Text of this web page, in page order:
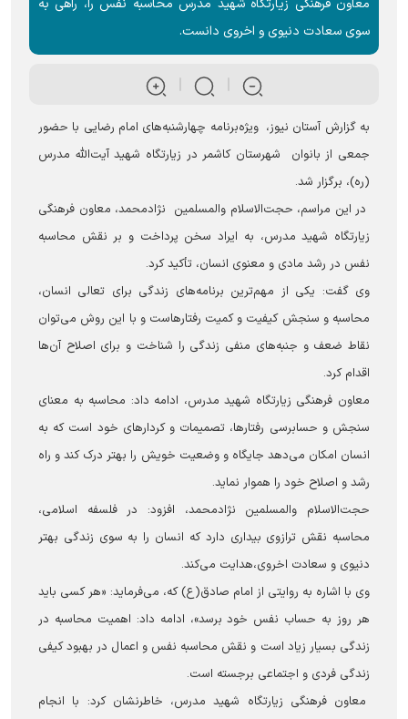
معاون فرهنگی زیارتگاه شهید مدرس محاسبه نفس را، راهی به
سوی سعادت دنیوی و اخروی دانست.
به گزارش آستان نیوز، ویژه‌برنامه چهارشنبه‌های امام رضایی با حضور
جمعی از بانوان شهرستان کاشمر در زیارتگاه شهید آیت‌الله مدرس
(ره)، برگزار شد.
در این مراسم، حجت‌الاسلام والمسلمین نژادمحمد، معاون فرهنگی
زیارتگاه شهید مدرس، به ایراد سخن پرداخت و بر نقش محاسبه
نفس در رشد مادی و معنوی انسان، تأکید کرد.
وی گفت: یکی از مهم‌ترین برنامه‌های زندگی برای تعالی انسان،
محاسبه و سنجش کیفیت و کمیت رفتارهاست و با این روش می‌توان
نقاط ضعف و جنبه‌های منفی زندگی را شناخت و برای اصلاح آن‌ها
اقدام کرد.
معاون فرهنگی زیارتگاه شهید مدرس، ادامه داد: محاسبه به معنای
سنجش و حسابرسی رفتارها، تصمیمات و کردارهای خود است که به
انسان امکان می‌دهد جایگاه و وضعیت خویش را بهتر درک کند و راه
رشد و اصلاح خود را هموار نماید.
حجت‌الاسلام والمسلمین نژادمحمد، افزود: در فلسفه اسلامی،
محاسبه نقش ترازوی بیداری دارد که انسان را به سوی زندگی بهتر
دنیوی و سعادت اخروی،هدایت می‌کند.
وی با اشاره به روایتی از امام صادق(ع) که، می‌فرماید: «هر کسی باید
هر روز به حساب نفس خود برسد»، ادامه داد: اهمیت محاسبه در
زندگی بسیار زیاد است و نقش محاسبه نفس و اعمال در بهبود کیفی
زندگی فردی و اجتماعی برجسته است.
معاون فرهنگی زیارتگاه شهید مدرس، خاطرنشان کرد: با انجام